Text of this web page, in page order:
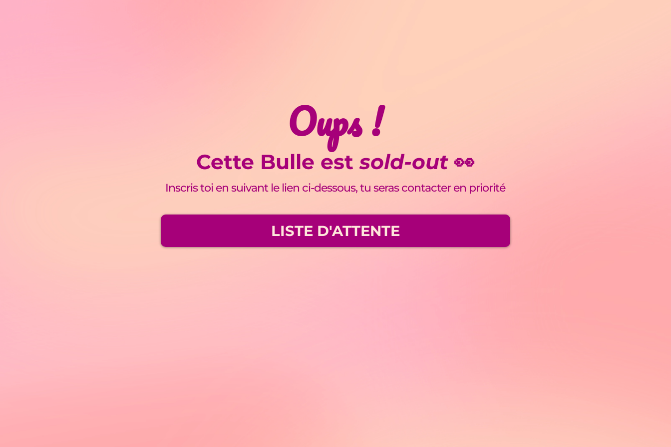
Oups !
Cette Bulle estsold-out👀
Inscris toi en suivant le lien ci-dessous, tu seras contacter en priorité
LISTE D'ATTENTE